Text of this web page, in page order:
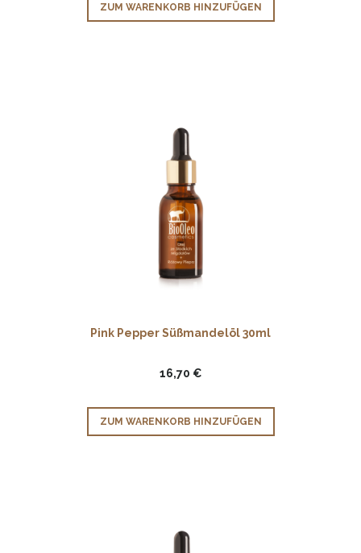
ZUM WARENKORB HINZUFÜGEN
Pink Pepper Süßmandelöl 30ml
16,70 €
ZUM WARENKORB HINZUFÜGEN